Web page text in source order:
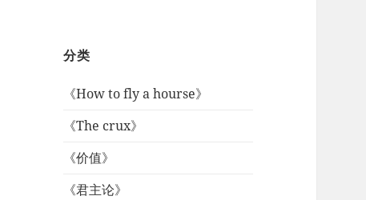
分类
《How to fly a hourse》
《The crux》
《价值》
《君主论》